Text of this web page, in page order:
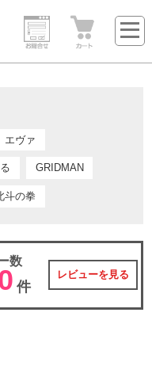
エヴァ
GRIDMAN
斗の拳
数
件
レビューを見る